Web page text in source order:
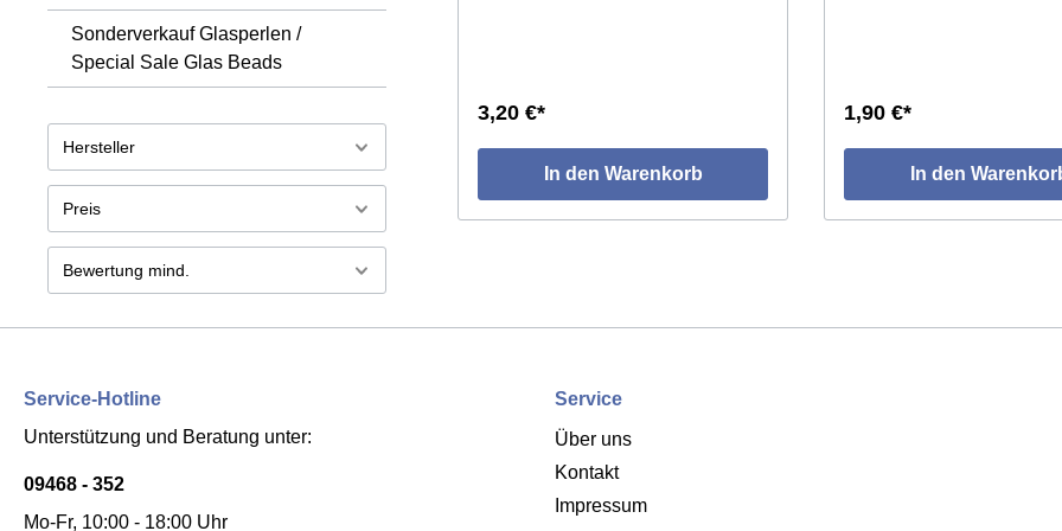
Sonderverkauf Glasperlen /
Special Sale Glas Beads
Hersteller
Preis
Bewertung mind.
3,20 €*
In den Warenkorb
1,90 €*
In den
Service-Hotline
Unterstützung und Beratung unter:
09468 - 352
Mo-Fr, 10:00 - 18:00 Uhr
Service
Über uns
Kontakt
Impressum